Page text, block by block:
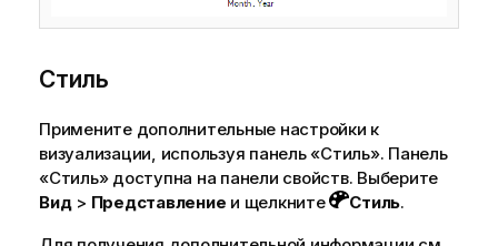
Стиль
Примените дополнительные настройки к
визуализации, используя панель «Стиль». Панель
«Стиль» доступна на панели свойств. Выберите
Вид> Представление и щелкните Стиль.